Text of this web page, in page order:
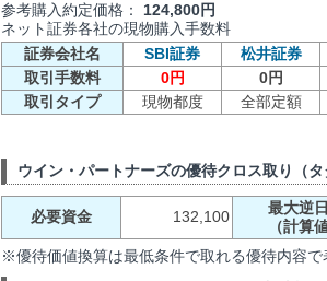
参考購入約定価格： 124,800円
ネット証券各社の現物購入手数料
証券会社名
SBI証券 松井証券
取引手数料
0円 0円
取引タイプ
現物都度 全部定額
ウイン・パートナーズの優待クロス取り（
必要資金 132,100
最大逆
（計算値
※優待価値換算は最低条件で取れる優待内容で